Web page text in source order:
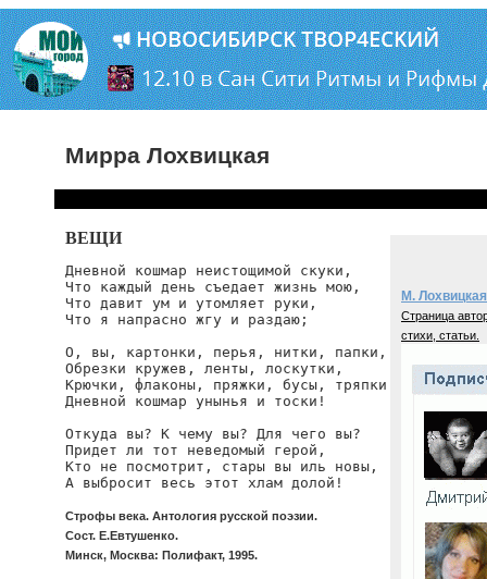
Мирра Лохвицкая
ВЕЩИ
Дневной кошмар неистощимой скуки,
Что каждый день съедает жизнь мою,
Что давит ум и утомляет руки,
Что я напрасно жгу и раздаю;
О, вы, картонки, перья, нитки, папки,
Обрезки кружев, ленты, лоскутки,
Крючки, флаконы, пряжки, бусы, тряпки
Дневной кошмар унынья и тоски!
Откуда вы? К чему вы? Для чего вы?
Придет ли тот неведомый герой,
Кто не посмотрит, стары вы иль новы,
А выбросит весь этот хлам долой!
Строфы века. Антология русской поэзии.
Сост. Е.Евтушенко.
Минск, Москва: Полифакт, 1995.
М. Лохвицкая
Страница
стихи, статьи.